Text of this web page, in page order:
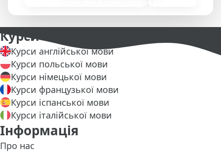
Курси мов
Курси англійської мови
Курси польської мови
Курси німецької мови
Курси французької мови
Курси іспанської мови
Курси італійської мови
Інформація
Про нас